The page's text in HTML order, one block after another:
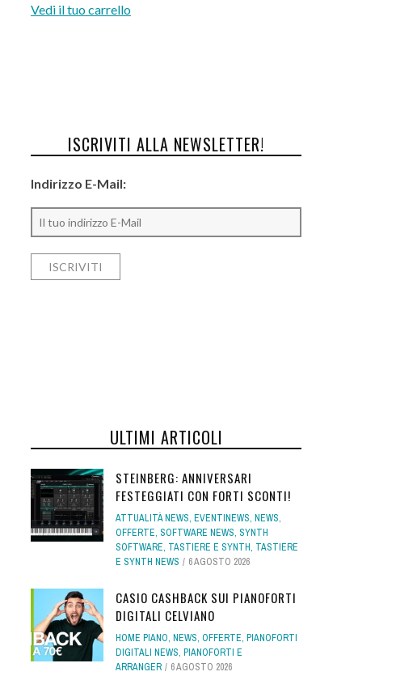
Vedi il tuo carrello
ISCRIVITI ALLA NEWSLETTER!
Indirizzo E-Mail:
ULTIMI ARTICOLI
STEINBERG: ANNIVERSARI
FESTEGGIATI CON FORTI SCONTI!
ATTUALITÀ NEWS, EVENTINEWS, NEWS,
OFFERTE, SOFTWARE NEWS, SYNTH
SOFTWARE, TASTIERE E SYNTH, TASTIERE
E SYNTH NEWS
6 AGOSTO 2026
CASIO CASHBACK SUI PIANOFORTI
DIGITALI CELVIANO
HOME PIANO, NEWS, OFFERTE, PIANOFORTI
DIGITALI NEWS, PIANOFORTI E
ARRANGER
6 AGOSTO 2026